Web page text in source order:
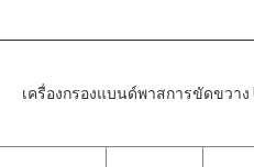
เครื่องกรองแบนด์พาสการขัดขวาง